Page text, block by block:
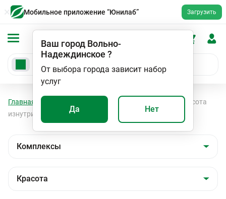
Мобильное приложение “Юнилаб” Загрузить
Ваш город Вольно-
Надеждинское ?
От выбора города зависит набор
услуг
Да Нет
Главная Комплексы
Красота
изнутри: для кожи, волос и ногтей